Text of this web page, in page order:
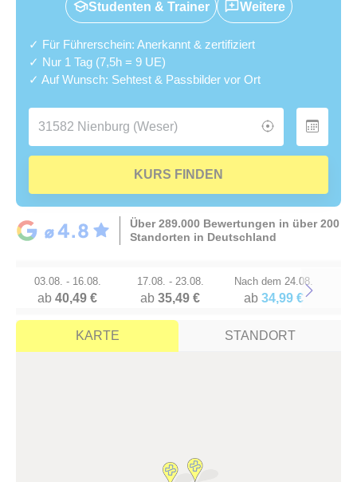
Studenten & Trainer Weitere
✓ Für Führerschein: Anerkannt & zertifiziert
✓ Nur 1 Tag (7,5h = 9 UE)
✓ Auf Wunsch: Sehtest & Passbilder vor Ort
KURS FINDEN
Über 289.000 Bewertungen in über 200
Standorten in Deutschland
03.08. - 16.08.
ab40,49 €
17.08. - 23.08.
ab35,49 €
Nach dem 24.08.
ab 34,99 €Next
KARTE STANDORT